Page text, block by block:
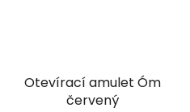
Otevírací amulet Óm
červený